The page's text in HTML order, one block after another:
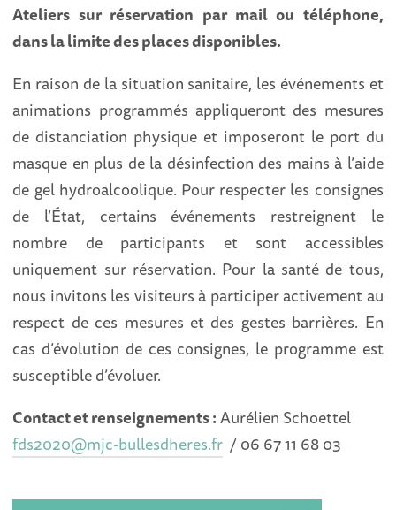
Ateliers sur réservation par mail ou téléphone,
dans la limite des places disponibles.
En raison de la situation sanitaire, les événements et
animations programmés appliqueront des mesures
de distanciation physique et imposeront le port du
masque en plus de la désinfection des mains à l’aide
de gel hydroalcoolique. Pour respecter les consignes
de l’État, certains événements restreignent le
nombre de participants et sont accessibles
uniquement sur réservation. Pour la santé de tous,
nous invitons les visiteurs à participer activement au
respect de ces mesures et des gestes barrières. En
cas d’évolution de ces consignes, le programme est
susceptible d’évoluer.
Contact et renseignements :Aurélien Schoettel
fds2020@mjc-bullesdheres.fr / 06 67 11 68 03